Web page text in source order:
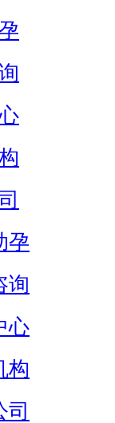
孕
询
心
构
司